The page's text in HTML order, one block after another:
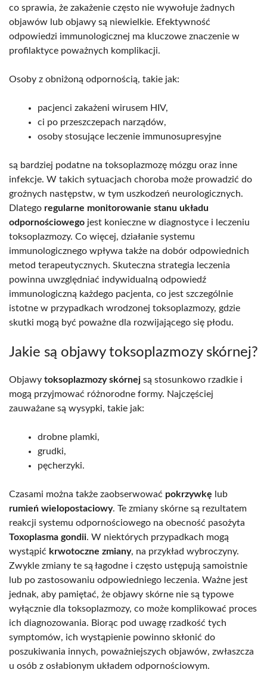
co sprawia, że zakażenie często nie wywołuje żadnych
objawów lub objawy są niewielkie. Efektywność
odpowiedzi immunologicznej ma kluczowe znaczenie w
profilaktyce poważnych komplikacji.
Osoby z obniżoną odpornością, takie jak:
pacjenci zakażeni wirusem HIV,
ci po przeszczepach narządów,
osoby stosujące leczenie immunosupresyjne
są bardziej podatne na toksoplazmozę mózgu oraz inne
infekcje. W takich sytuacjach choroba może prowadzić do
groźnych następstw, w tym uszkodzeń neurologicznych.
Dlatego regularne monitorowanie stanu układu
odpornościowego jest konieczne w diagnostyce i leczeniu
toksoplazmozy. Co więcej, działanie systemu
immunologicznego wpływa także na dobór odpowiednich
metod terapeutycznych. Skuteczna strategia leczenia
powinna uwzględniać indywidualną odpowiedź
immunologiczną każdego pacjenta, co jest szczególnie
istotne w przypadkach wrodzonej toksoplazmozy, gdzie
skutki mogą być poważne dla rozwijającego się płodu.
Jakie są objawy toksoplazmozy skórnej?
Objawy toksoplazmozy skórnej są stosunkowo rzadkie i
mogą przyjmować różnorodne formy. Najczęściej
zauważane są wysypki, takie jak:
drobne plamki,
grudki,
pęcherzyki.
Czasami można także zaobserwować pokrzywkę lub
rumień wielopostaciowy. Te zmiany skórne są rezultatem
reakcji systemu odpornościowego na obecność pasożyta
Toxoplasma gondii. W niektórych przypadkach mogą
wystąpić krwotoczne zmiany, na przykład wybroczyny.
Zwykle zmiany te są łagodne i często ustępują samoistnie
lub po zastosowaniu odpowiedniego leczenia. Ważne jest
jednak, aby pamiętać, że objawy skórne nie są typowe
wyłącznie dla toksoplazmozy, co może komplikować proces
ich diagnozowania. Biorąc pod uwagę rzadkość tych
symptomów, ich wystąpienie powinno skłonić do
poszukiwania innych, poważniejszych objawów, zwłaszcza
u osób z osłabionym układem odpornościowym.